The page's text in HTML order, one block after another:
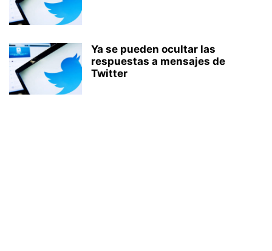
Ya se pueden ocultar las
respuestas a mensajes de
Twitter